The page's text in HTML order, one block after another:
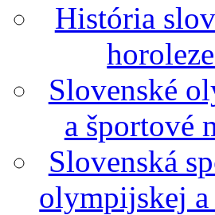
História
Slovenské
a športové
Slovenská
olympijskej a